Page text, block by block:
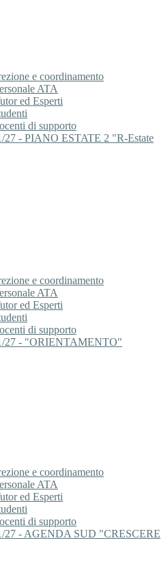
e coordinamento
ATA
ed Esperti
di supporto
27 - PIANO ESTATE 2 "R-Estate
e coordinamento
ATA
ed Esperti
di supporto
27 - "ORIENTAMENTO"
e coordinamento
ATA
ed Esperti
di supporto
27 - AGENDA SUD "CRESCERE